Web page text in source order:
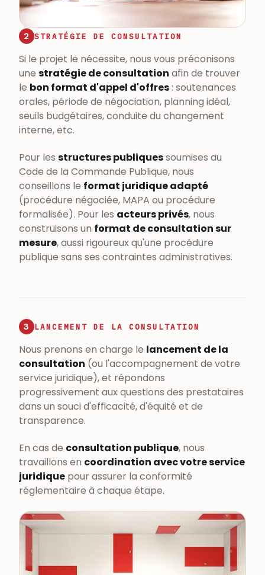
2 STRATÉGIE DE CONSULTATION
Si le projet le nécessite, nous vous préconisons
une stratégie de consultation afin de trouver
le bon format d'appel d'offres: soutenances
orales, période de négociation, planning idéal,
seuils budgétaires, conduite du changement
interne, etc.
Pour les structures publiquessoumises au
Code de la Commande Publique, nous
conseillons le format juridique adapté
(procédure négociée, MAPA ou procédure
formalisée). Pour les acteurs privés, nous
construisons un format de consultation sur
mesure, aussi rigoureux qu'une procédure
publique sans ses contraintes administratives.
3 LANCEMENT DE LA CONSULTATION
Nous prenons en charge le lancement de la
consultation (ou l'accompagnement de votre
service juridique), et répondons
progressivement aux questions des prestataires
dans un souci d'efficacité, d'équité et de
transparence.
En cas de consultation publique, nous
travaillons en coordination avec votre service
juridique pour assurer la conformité
réglementaire à chaque étape.